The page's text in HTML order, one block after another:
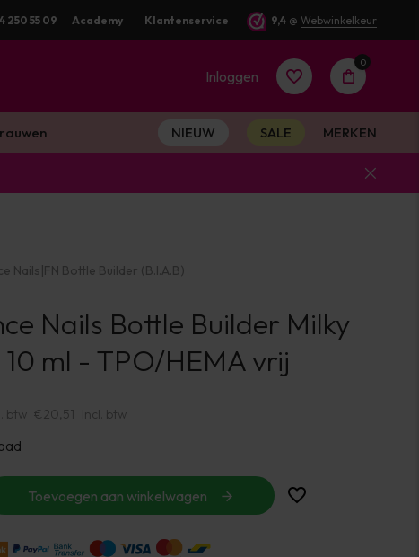
250 55 09 Academy Klantenservice 9,4 @ Webwinkelkeur
Inloggen
Account
aanmaken
0
NIEUW SALE MERKEN
Nails|FN Bottle Builder (B.I.A.B)
Nails Bottle Builder Milky
ml - TPO/HEMA vrij
btw €20,51 Incl. btw
Toevoegen aan winkelwagen